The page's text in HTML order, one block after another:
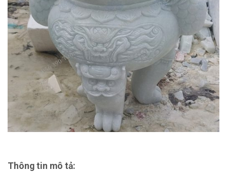
Thông tin mô tả: